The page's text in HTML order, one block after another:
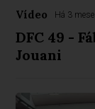
Vídeo Há 3
DFC 49 -
Jouani